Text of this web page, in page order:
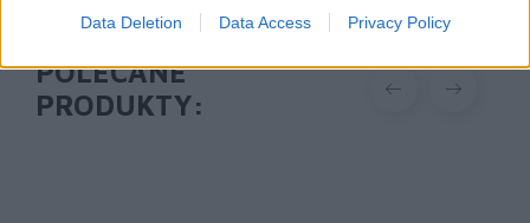
Data Deletion Data Access Privacy Policy
POLECANE
PRODUKTY: